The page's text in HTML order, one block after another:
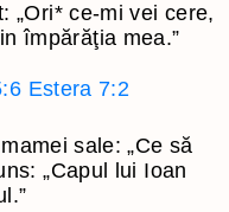
„Ori*ce-mi vei cere,
împărăţia mea.”
Estera 7:2
sale: „Ce să
„Capul lui Ioan